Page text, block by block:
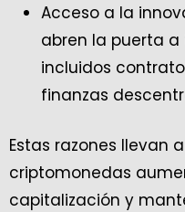
Acceso a la
abren la puerta
incluidos
finanzas
Estas razones llevan
criptomonedas
capitalización y